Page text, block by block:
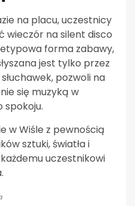
na placu, uczestnicy
wieczór na silent disco
forma zabawy,
jest tylko przez
pozwoli na
się muzyką w
w Wiśle z pewnością
sztuki, światła i
uczestnikowi